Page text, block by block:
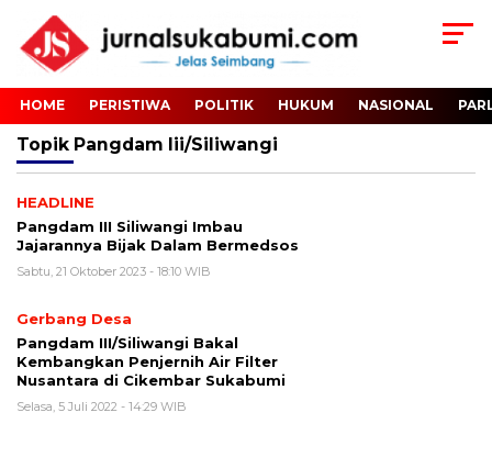
HOME PERISTIWA POLITIK HUKUM NASIONAL
Topik Pangdam Iii/siliwangi
HEADLINE
Pangdam III Siliwangi Imbau
Jajarannya Bijak Dalam Bermedsos
Sabtu, 21 Oktober 2023 - 18:10 WIB
Gerbang Desa
Pangdam III/Siliwangi Bakal
Kembangkan Penjernih Air Filter
Nusantara di Cikembar Sukabumi
Selasa, 5 Juli 2022 - 14:29 WIB